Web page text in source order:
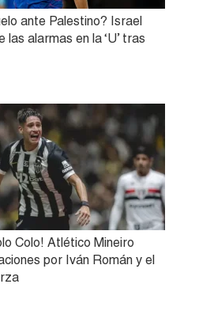
ante Palestino? Israel
las alarmas en la ‘U’ tras
Colo! Atlético Mineiro
por Iván Román y el